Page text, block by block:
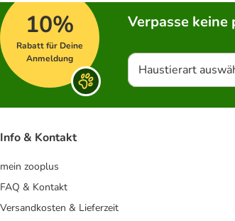
10%
Rabatt für Deine
Anmeldung
Verpasse
Haustierart
Info & Kontakt
mein zooplus
FAQ & Kontakt
Versandkosten & Lieferzeit